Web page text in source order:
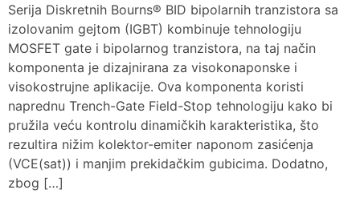
Serija Diskretnih Bourns® BID bipolarnih tranzistora sa
izolovanim gejtom (IGBT) kombinuje tehnologiju
MOSFET gate i bipolarnog tranzistora, na taj način
komponenta je dizajnirana za visokonaponske i
visokostrujne aplikacije. Ova komponenta koristi
naprednu Trench-Gate Field-Stop tehnologiju kako bi
pružila veću kontrolu dinamičkih karakteristika, što
rezultira nižim kolektor-emiter naponom zasićenja
(VCE(sat)) i manjim prekidačkim gubicima. Dodatno,
zbog […]